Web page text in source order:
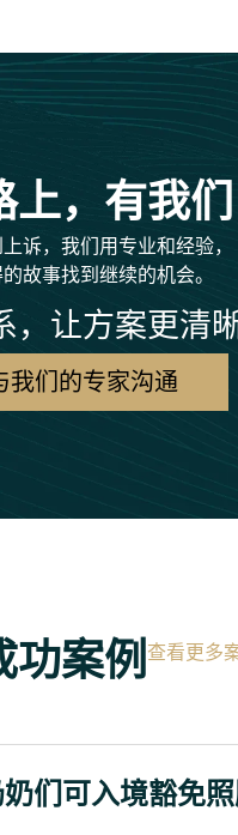
上，有我
诉，我们用专业和经验，
故事找到继续的机会。
，让方案更清
我们的专家沟通
功案例查看更多
们可入境豁免